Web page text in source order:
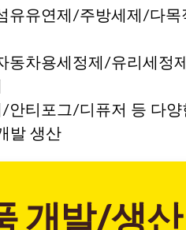
유유연제/주방세제/다목
동차용세정제/유리세정
안티포그/디퓨저 등 다양
발 생산
개발/생산